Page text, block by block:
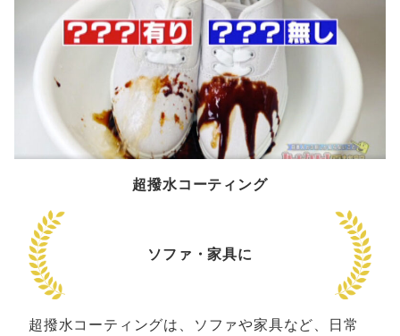
超撥水コーティング
ソファ・家具に
超撥水コーティングは、ソファや家具など、日常